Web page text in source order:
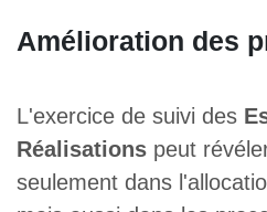
Amélioration des
L'exercice de suivi des
Réalisations peut
seulement dans